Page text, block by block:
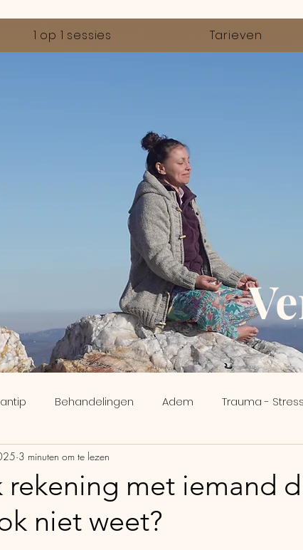
1 op 1 sessies Tarieven
Ve
Behandelingen Adem Trauma -
Inzicht Meridianen
Design Ikigai
rekening met iemand
niet weet?
3 minuten om te lezen
5 sterren.